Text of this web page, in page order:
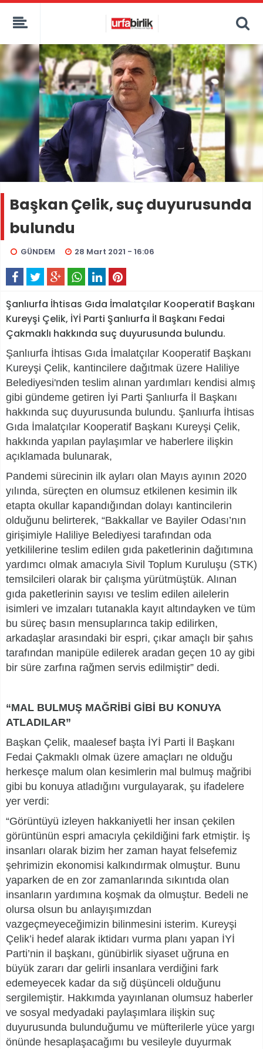
Başkan Çelik, suç duyurusunda
bulundu
GÜNDEM 28 Mart 2021 - 16:06
Şanlıurfa İhtisas Gıda İmalatçılar Kooperatif Başkanı
Kureyşi Çelik, İYİ Parti Şanlıurfa İl Başkanı Fedai
Çakmaklı hakkında suç duyurusunda bulundu.
Şanlıurfa İhtisas Gıda İmalatçılar Kooperatif Başkanı
Kureyşi Çelik, kantincilere dağıtmak üzere Haliliye
Belediyesi'nden teslim alınan yardımları kendisi almış
gibi gündeme getiren İyi Parti Şanlıurfa İl Başkanı
hakkında suç duyurusunda bulundu. Şanlıurfa İhtisas
Gıda İmalatçılar Kooperatif Başkanı Kureyşi Çelik,
hakkında yapılan paylaşımlar ve haberlere ilişkin
açıklamada bulunarak,
Pandemi sürecinin ilk ayları olan Mayıs ayının 2020
yılında, süreçten en olumsuz etkilenen kesimin ilk
etapta okullar kapandığından dolayı kantincilerin
olduğunu belirterek, “Bakkallar ve Bayiler Odası’nın
girişimiyle Haliliye Belediyesi tarafından oda
yetkililerine teslim edilen gıda paketlerinin dağıtımına
yardımcı olmak amacıyla Sivil Toplum Kuruluşu (STK)
temsilcileri olarak bir çalışma yürütmüştük. Alınan
gıda paketlerinin sayısı ve teslim edilen ailelerin
isimleri ve imzaları tutanakla kayıt altındayken ve tüm
bu süreç basın mensuplarınca takip edilirken,
arkadaşlar arasındaki bir espri, çıkar amaçlı bir şahıs
tarafından manipüle edilerek aradan geçen 10 ay gibi
bir süre zarfına rağmen servis edilmiştir” dedi.
“MAL BULMUŞ MAĞRİBİ GİBİ BU KONUYA
ATLADILAR”
Başkan Çelik, maalesef başta İYİ Parti İl Başkanı
Fedai Çakmaklı olmak üzere amaçları ne olduğu
herkesçe malum olan kesimlerin mal bulmuş mağribi
gibi bu konuya atladığını vurgulayarak, şu ifadelere
yer verdi:
“Görüntüyü izleyen hakkaniyetli her insan çekilen
görüntünün espri amacıyla çekildiğini fark etmiştir. İş
insanları olarak bizim her zaman hayat felsefemiz
şehrimizin ekonomisi kalkındırmak olmuştur. Bunu
yaparken de en zor zamanlarında sıkıntıda olan
insanların yardımına koşmak da olmuştur. Bedeli ne
olursa olsun bu anlayışımızdan
vazgeçmeyeceğimizin bilinmesini isterim. Kureyşi
Çelik’i hedef alarak iktidarı vurma planı yapan İYİ
Parti’nin il başkanı, günübirlik siyaset uğruna en
büyük zararı dar gelirli insanlara verdiğini fark
edemeyecek kadar da sığ düşünceli olduğunu
sergilemiştir. Hakkımda yayınlanan olumsuz haberler
ve sosyal medyadaki paylaşımlara ilişkin suç
duyurusunda bulunduğumu ve müfterilerle yüce yargı
önünde hesaplaşacağımı bu vesileyle duyurmak